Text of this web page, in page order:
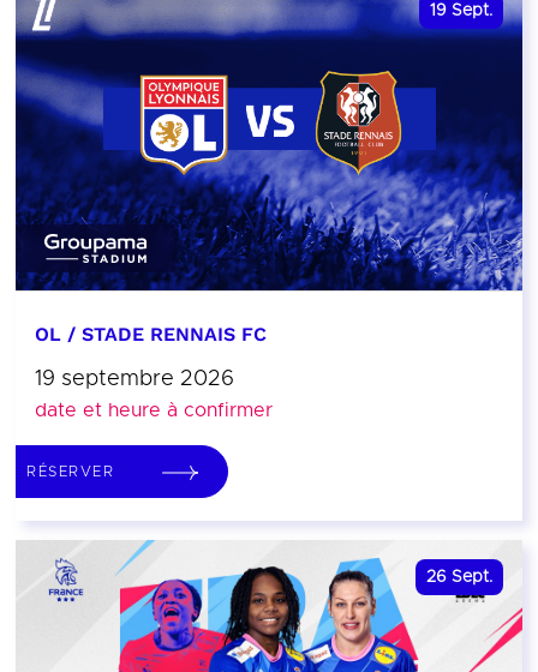
19 Sept.
OL / STADE RENNAIS FC
19 septembre 2026
date et heure à confirmer
RÉSERVER
26 Sept.